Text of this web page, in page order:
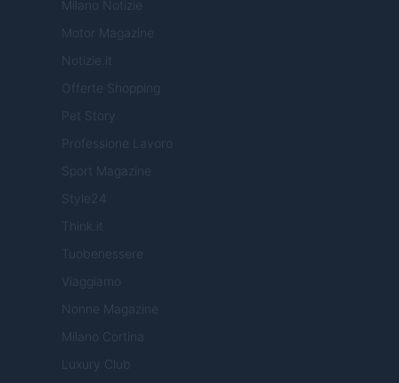
Milano Notizie
Motor Magazine
Notizie.it
Offerte Shopping
Pet Story
Professione Lavoro
Sport Magazine
Style24
Think.it
Tuobenessere
Viaggiamo
Nonne Magazine
Milano Cortina
Luxury Club